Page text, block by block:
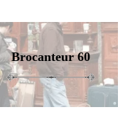
Brocanteur 60